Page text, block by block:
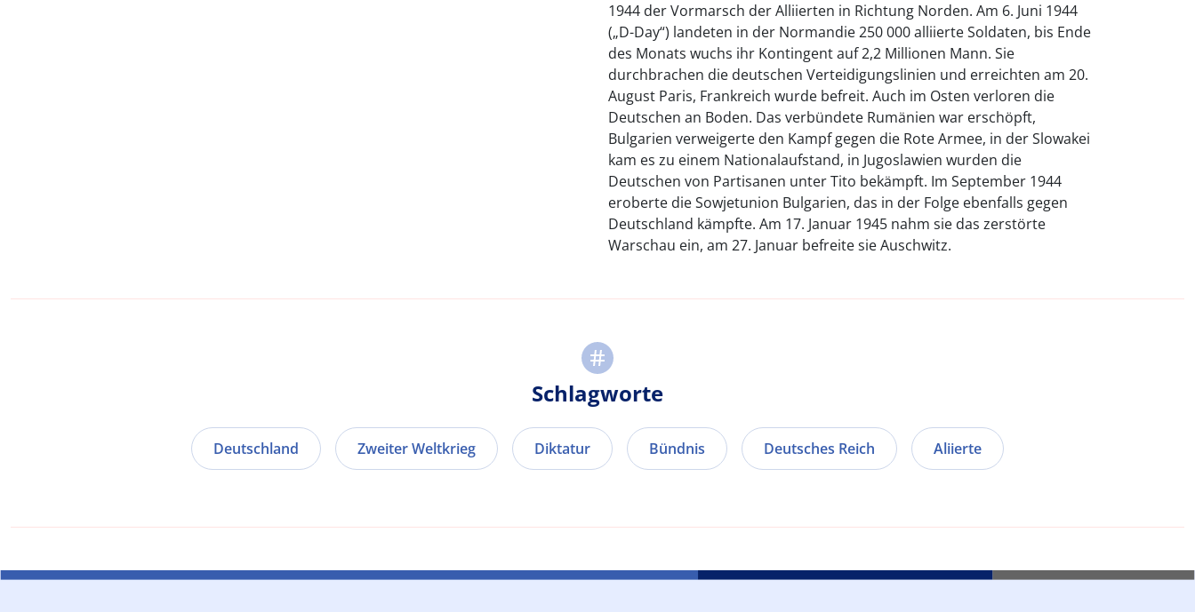
1944 der Vormarsch der Alliierten in Richtung Norden. Am 6. Juni 1944
(„D-Day“) landeten in der Normandie 250 000 alliierte Soldaten, bis Ende
des Monats wuchs ihr Kontingent auf 2,2 Millionen Mann. Sie
durchbrachen die deutschen Verteidigungslinien und erreichten am 20.
August Paris, Frankreich wurde befreit. Auch im Osten verloren die
Deutschen an Boden. Das verbündete Rumänien war erschöpft,
Bulgarien verweigerte den Kampf gegen die Rote Armee, in der Slowakei
kam es zu einem Nationalaufstand, in Jugoslawien wurden die
Deutschen von Partisanen unter Tito bekämpft. Im September 1944
eroberte die Sowjetunion Bulgarien, das in der Folge ebenfalls gegen
Deutschland kämpfte. Am 17. Januar 1945 nahm sie das zerstörte
Warschau ein, am 27. Januar befreite sie Auschwitz.
Schlagworte
Deutschland Zweiter Weltkrieg Diktatur Bündnis Deutsches Reich Aliierte